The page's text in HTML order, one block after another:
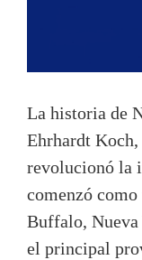
La historia de
Ehrhardt
revolucionó la
comenzó
Buffalo, Nueva
el principal